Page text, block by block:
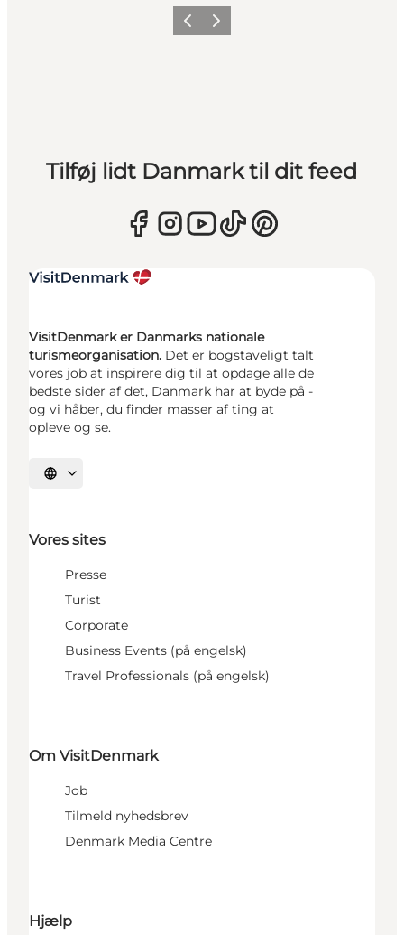
ForrigeNæste
Tilføj lidt Danmark til dit feed
VisitDenmark er Danmarks nationale
turismeorganisation. Det er bogstaveligt talt
vores job at inspirere dig til at opdage alle de
bedste sider af det, Danmark har at byde på -
og vi håber, du finder masser af ting at
opleve og se.
Vælg sprog
Vores sites
Presse
Turist
Corporate
Business Events (på engelsk)
Travel Professionals (på engelsk)
Om VisitDenmark
Job
Tilmeld nyhedsbrev
Denmark Media Centre
Hjælp